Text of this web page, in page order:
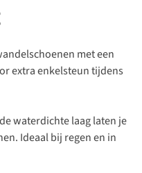
met een
extra enkelsteun tijdens
waterdichte laag laten je
Ideaal bij regen en in